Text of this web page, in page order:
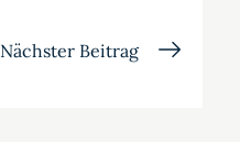
Nächster Beitrag